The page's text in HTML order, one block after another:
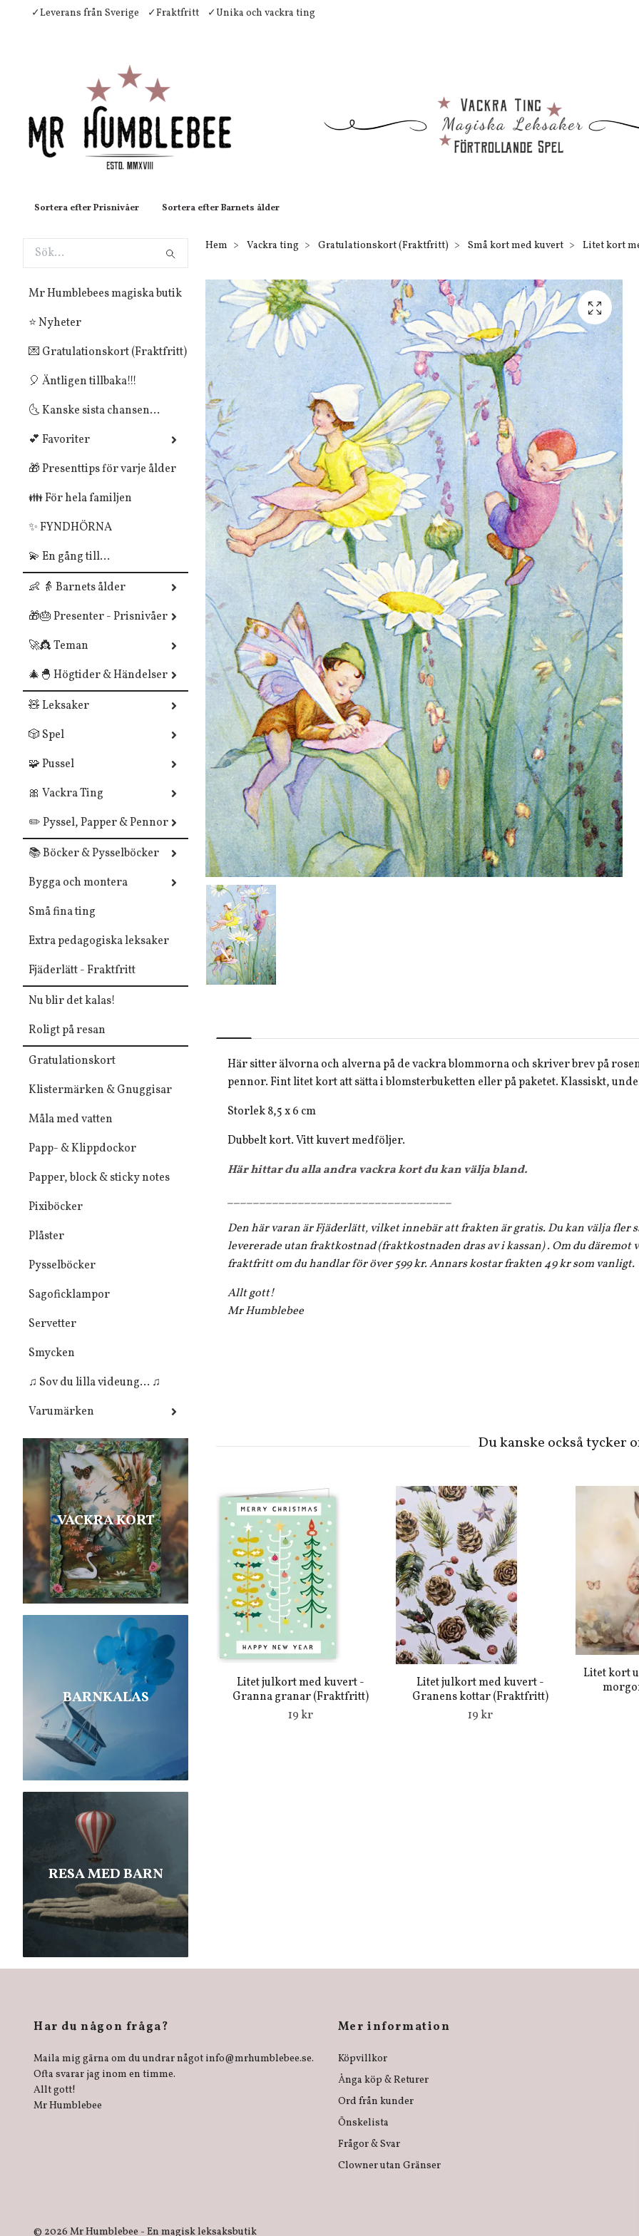
✓Leverans från Sverige ✓Fraktfritt ✓Unika och vackra ting
Sortera efter Prisnivåer Sortera efter Barnets ålder
Mr Humblebees magiska butik
⭐ Nyheter
💌 Gratulationskort (Fraktfritt)
🎈 Äntligen tillbaka!!!
🌜 Kanske sista chansen...
💕 Favoriter
🎁 Presenttips för varje ålder
👪 För hela familjen
✨ FYNDHÖRNA
💫 En gång till...
👶 👵 Barnets ålder
🎁🎂 Presenter - Prisnivåer
🚀👸 Teman
🎄🐣 Högtider & Händelser
🧸 Leksaker
🎲 Spel
🧩 Pussel
🎀 Vackra Ting
✏️ Pyssel, Papper & Pennor
📚 Böcker & Pysselböcker
Bygga och montera
Små fina ting
Extra pedagogiska leksaker
Fjäderlätt - Fraktfritt
Nu blir det kalas!
Roligt på resan
Gratulationskort
Klistermärken & Gnuggisar
Måla med vatten
Papp- & Klippdockor
Papper, block & sticky notes
Pixiböcker
Plåster
Pysselböcker
Sagoficklampor
Servetter
Smycken
♫ Sov du lilla videung... ♫
Varumärken
VACKRA KORT
BARNKALAS
RESA MED BARN
Hem Vackra ting Gratulationskort (Fraktfritt) Små kort med kuvert Litet kort
Här sitter älvorna och alverna på de vackra blommorna och skriver brev på
pennor. Fint litet kort att sätta i blomsterbuketten eller på paketet. Klassiskt,
Storlek 8,5 x 6 cm
Dubbelt kort. Vitt kuvert medföljer.
Här hittar du alla andra vackra kort du kan välja bland.
___________________________________
Den här varan är Fjäderlätt, vilket innebär att frakten är gratis. Du kan välja fler
levererade utan fraktkostnad (fraktkostnaden dras av i kassan) . Om du däremot
fraktfritt om du handlar för över 599 kr. Annars kostar frakten 49 kr som vanligt.
Allt gott!
Mr Humblebee
Litet julkort med kuvert -
Granna granar (Fraktfritt)
19 kr
Litet julkort med kuvert -
Granens kottar (Fraktfritt)
19 kr
Litet kort
Har du någon fråga?
Maila mig gärna om du undrar något info@mrhumblebee.se.
Ofta svarar jag inom en timme.
Allt gott!
Mr Humblebee
Mer information
Köpvillkor
Ånga köp & Returer
Ord från kunder
Önskelista
Frågor & Svar
Clowner utan Gränser
© 2026 Mr Humblebee - En magisk leksaksbutik